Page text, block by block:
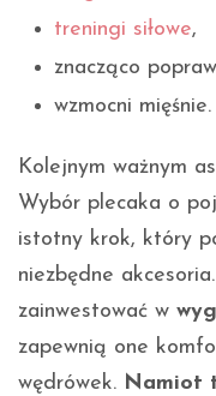
treningi siłowe,
znacząco
wzmocni mięśnie.
Kolejnym ważnym
Wybór plecaka o
istotny krok, który
niezbędne
zainwestować w
zapewnią one
wędrówek. Namiot